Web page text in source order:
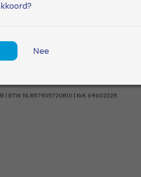
Herroepingsformulier
| BTW NL857935720B01 | KvK 69602328
Nee